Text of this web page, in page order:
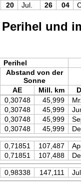
20 Jul. 26 04
und
Perihel
Abstand von der
Sonne
AE Mill. km
0,30748 45,999
0,30748 45,999
0,30748 45,999
0,30748 45,999
0,71851 107,487
0,71851 107,488
0,98338 147,111